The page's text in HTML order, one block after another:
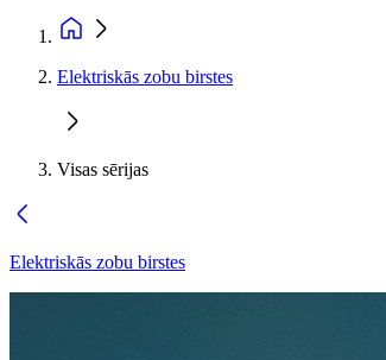
Elektriskās zobu birstes
Visas sērijas
Elektriskās zobu birstes